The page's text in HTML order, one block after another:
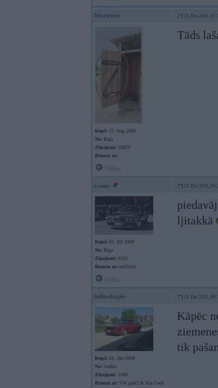
Marteens 23. Dec 2021,
Kopš: 22. Aug 2008
No: Rīga
Ziņojumi: 10829
Braucu ar:
Tāds
crime 23. Dec 2021,
Kopš: 03. Jul 2008
No: Rīga
Ziņojumi: 9163
Braucu ar: m635csi
ljitakkā
ledusskapis- 23. Dec 2021,
Kopš: 19. Jun 2008
No: Saldus
Ziņojumi: 1569
Braucu ar: VW golf2 & Kia Ceed
Kāpēc
tik